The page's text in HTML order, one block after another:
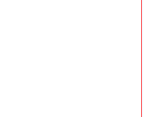
充值卡联通100厂家_充值卡联通100公司-
桐君阁：关于召开公司2013年年度股东大